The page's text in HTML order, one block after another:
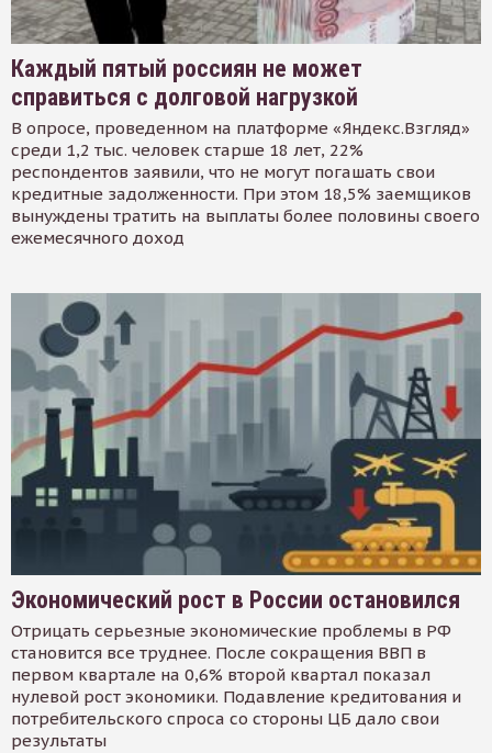
Каждый пятый россиян не может
справиться с долговой нагрузкой
В опросе, проведенном на платформе «Яндекс.Взгляд»
среди 1,2 тыс. человек старше 18 лет, 22%
респондентов заявили, что не могут погашать свои
кредитные задолженности. При этом 18,5% заемщиков
вынуждены тратить на выплаты более половины своего
ежемесячного доход
Экономический рост в России остановился
Отрицать серьезные экономические проблемы в РФ
становится все труднее. После сокращения ВВП в
первом квартале на 0,6% второй квартал показал
нулевой рост экономики. Подавление кредитования и
потребительского спроса со стороны ЦБ дало свои
результаты